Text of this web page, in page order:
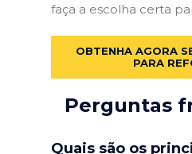
faça a escolha certa
OBTENHA AGORA
PARA
Perguntas
Quais são os